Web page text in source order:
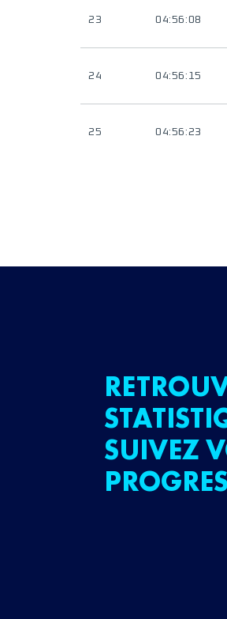
23 04:56:08
24 04:56:15
25 04:56:23
SUIVEZ